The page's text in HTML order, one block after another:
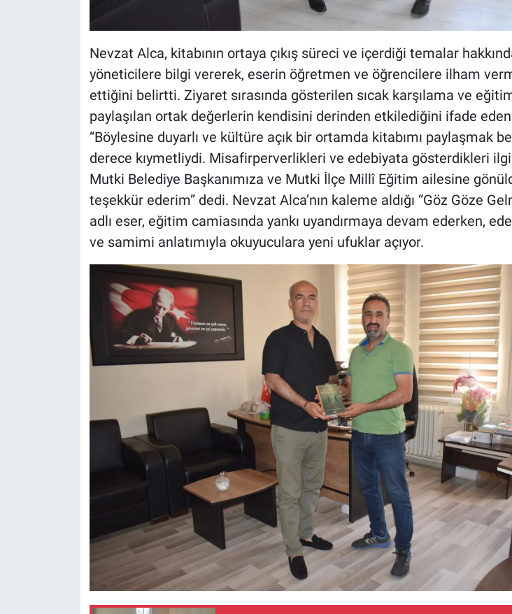
Nevzat Alca, kitabının ortaya çıkış süreci ve içerdiği temalar
yöneticilere bilgi vererek, eserin öğretmen ve öğrencilere ilham
ettiğini belirtti. Ziyaret sırasında gösterilen sıcak karşılama ve
paylaşılan ortak değerlerin kendisini derinden etkilediğini ifade
“Böylesine duyarlı ve kültüre açık bir ortamda kitabımı paylaşmak
derece kıymetliydi. Misafirperverlikleri ve edebiyata gösterdikleri ilgi
Mutki Belediye Başkanımıza ve Mutki İlçe Millî Eğitim ailesine
teşekkür ederim” dedi. Nevzat Alca’nın kaleme aldığı “Göz Göze
adlı eser, eğitim camiasında yankı uyandırmaya devam ederken,
ve samimi anlatımıyla okuyuculara yeni ufuklar açıyor.